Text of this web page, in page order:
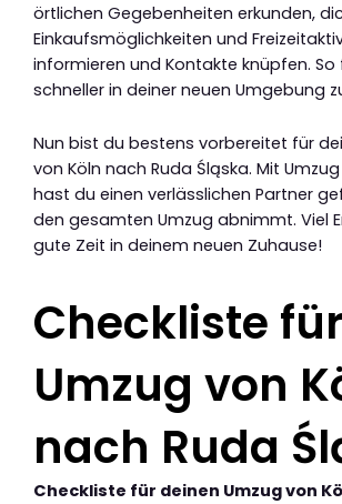
örtlichen Gegebenheiten erkunden,
Einkaufsmöglichkeiten und
informieren und Kontakte knüpfen.
schneller in deiner neuen Umgebung
Nun bist du bestens vorbereitet für
von Köln nach Ruda Śląska. Mit
hast du einen verlässlichen Partner
den gesamten Umzug abnimmt. Viel
gute Zeit in deinem neuen Zuhause!
Checkliste
Umzug von
nach Ruda
Checkliste für deinen Umzug von